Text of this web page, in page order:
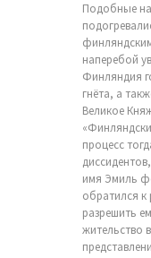
Подобные
наперебой
Финляндия
гнёта, а
Великое
процесс
имя Эмиль
обратился к
разрешить
жительство